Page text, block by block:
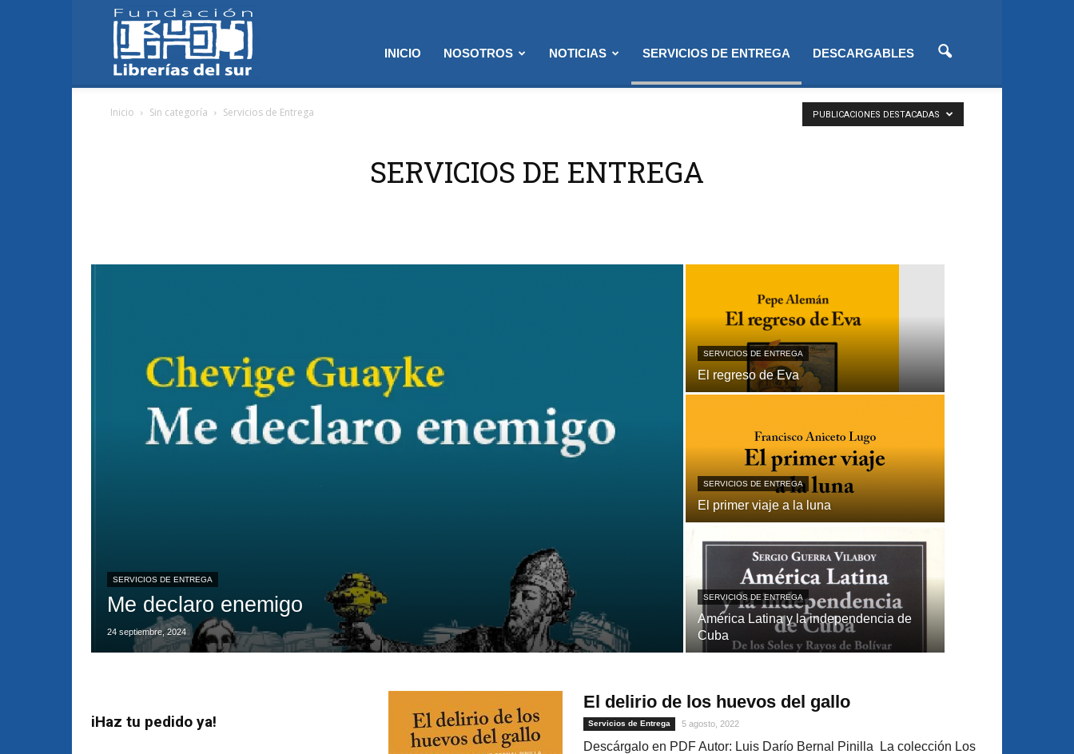
INICIO NOSOTROS NOTICIAS SERVICIOS DE ENTREGA DESCARGABLES
Inicio Sin categoría Servicios de Entrega
SERVICIOS DE ENTREGA
PUBLICACIONES DESTACADAS
SERVICIOS DE ENTREGA
Me declaro enemigo
24 septiembre, 2024
SERVICIOS DE ENTREGA
El regreso de Eva
SERVICIOS DE ENTREGA
El primer viaje a la luna
SERVICIOS DE ENTREGA
América Latina y la independencia de
Cuba
El delirio de los huevos del gallo
Servicios de Entrega 5 agosto, 2022
Descárgalo en PDF Autor: Luis Darío Bernal Pinilla La colección Los
iHaz tu pedido ya!